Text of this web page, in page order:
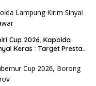
Cup 2026, Kapolda
Keras : Target Prestasi